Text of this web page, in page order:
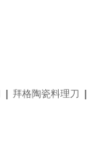
拜格陶瓷料理刀